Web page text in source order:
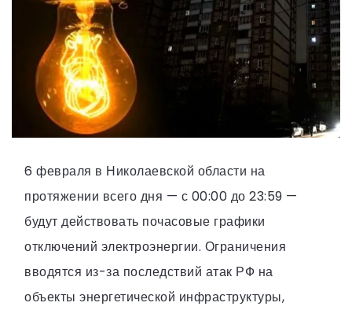
6 февраля в Николаевской области на
протяжении всего дня — с 00:00 до 23:59 —
будут действовать почасовые графики
отключений электроэнергии. Ограничения
вводятся из-за последствий атак РФ на
объекты энергетической инфраструктуры,